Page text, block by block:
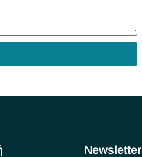
Newsletter